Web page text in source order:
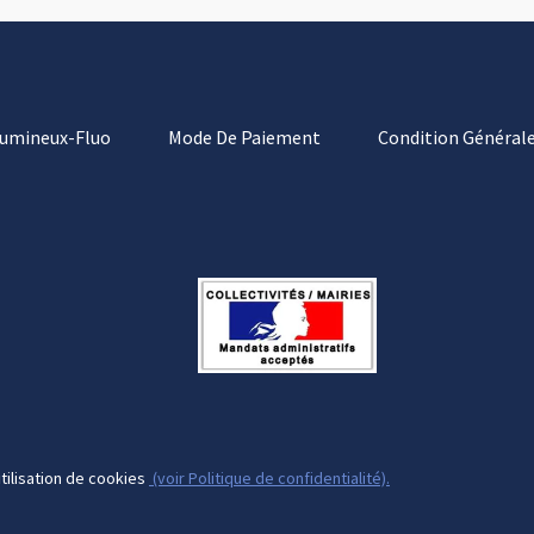
Fluo Mode De Paiement Condition
de cookies (voir Politique de confidentialité).